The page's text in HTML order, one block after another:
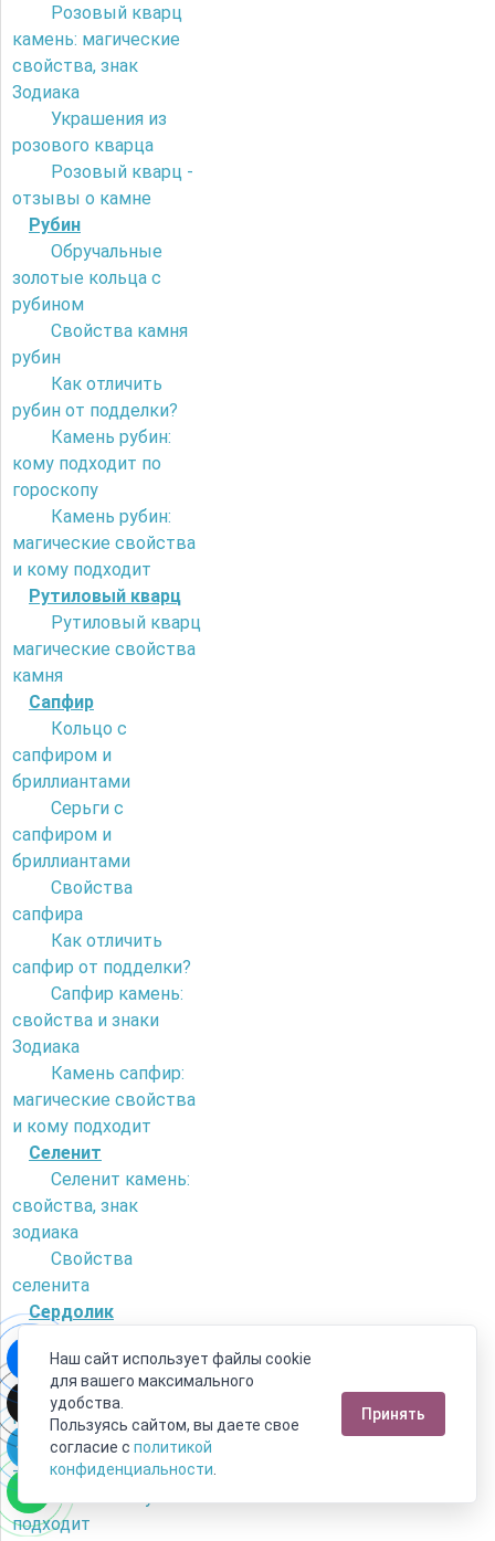
Розовый кварц
камень: магические
свойства, знак
Зодиака
Украшения из
розового кварца
Розовый кварц -
отзывы о камне
Рубин
Обручальные
золотые кольца с
рубином
Свойства камня
рубин
Как отличить
рубин от подделки?
Камень рубин:
кому подходит по
гороскопу
Камень рубин:
магические свойства
и кому подходит
Рутиловый кварц
Рутиловый кварц
магические свойства
камня
Сапфир
Кольцо с
сапфиром и
бриллиантами
Серьги с
сапфиром и
бриллиантами
Свойства
сапфира
Как отличить
сапфир от подделки?
Сапфир камень:
свойства и знаки
Зодиака
Камень сапфир:
магические свойства
и кому подходит
Селенит
Селенит камень:
свойства, знак
зодиака
Свойства
селенита
Сердолик
сердолик от
искусственного
камня?
Камень сердолик
- его магические
свойства и кому
подходит
Наш сайт использует файлы cookie
для вашего максимального
удобства.
Пользуясь сайтом, вы даете свое
согласие с политикой
конфиденциальности
Принять